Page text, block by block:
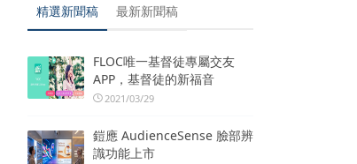
精選新聞稿 最新新聞稿
FLOC唯一基督徒專屬交友
APP，基督徒的新福音
2021/03/29
鎧應 AudienceSense 臉部辨
識功能上市